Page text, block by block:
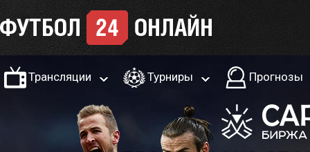
Трансляции Турниры Прогнозы